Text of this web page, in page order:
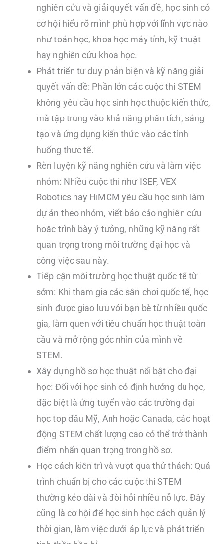
nghiên cứu và giải quyết vấn đề, học sinh có
cơ hội hiểu rõ mình phù hợp với lĩnh vực nào
như toán học, khoa học máy tính, kỹ thuật
hay nghiên cứu khoa học.
Phát triển tư duy phản biện và kỹ năng giải
quyết vấn đề: Phần lớn các cuộc thi STEM
không yêu cầu học sinh học thuộc kiến thức,
mà tập trung vào khả năng phân tích, sáng
tạo và ứng dụng kiến thức vào các tình
huống thực tế.
Rèn luyện kỹ năng nghiên cứu và làm việc
nhóm: Nhiều cuộc thi như ISEF, VEX
Robotics hay HiMCM yêu cầu học sinh làm
dự án theo nhóm, viết báo cáo nghiên cứu
hoặc trình bày ý tưởng, những kỹ năng rất
quan trọng trong môi trường đại học và
công việc sau này.
Tiếp cận môi trường học thuật quốc tế từ
sớm: Khi tham gia các sân chơi quốc tế, học
sinh được giao lưu với bạn bè từ nhiều quốc
gia, làm quen với tiêu chuẩn học thuật toàn
cầu và mở rộng góc nhìn của mình về
STEM.
Xây dựng hồ sơ học thuật nổi bật cho đại
học: Đối với học sinh có định hướng du học,
đặc biệt là ứng tuyển vào các trường đại
học top đầu Mỹ, Anh hoặc Canada, các hoạt
động STEM chất lượng cao có thể trở thành
điểm nhấn quan trọng trong hồ sơ.
Học cách kiên trì và vượt qua thử thách: Quá
trình chuẩn bị cho các cuộc thi STEM
thường kéo dài và đòi hỏi nhiều nỗ lực. Đây
cũng là cơ hội để học sinh học cách quản lý
thời gian, làm việc dưới áp lực và phát triển